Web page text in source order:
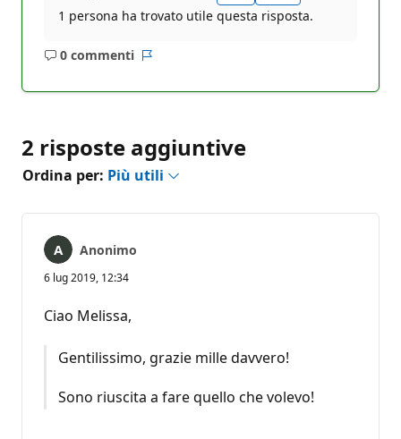
1 persona ha trovato utile questa risposta.
0 commenti
Nessun
2 risposte aggiuntive
Ordina per: Più utili
Anonimo
6 lug 2019, 12:34
Ciao Melissa,
Gentilissimo, grazie mille davvero!
Sono riuscita a fare quello che volevo!